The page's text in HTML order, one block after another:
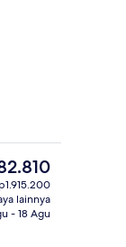
lainnya
- 18 Agu